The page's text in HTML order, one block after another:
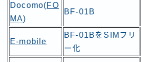
Docomo(FO
MA)
BF-01B
E-mobile
BF-01BをSIMフリ
ー化